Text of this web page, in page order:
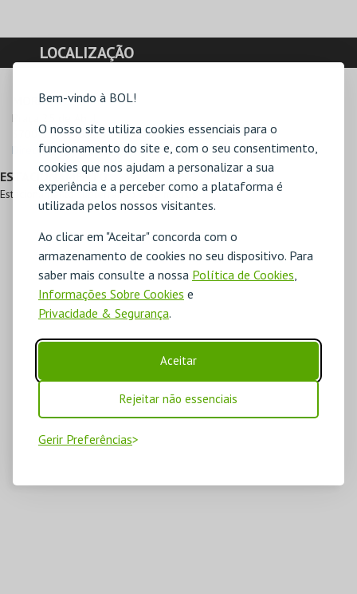
Bem-vindo à BOL!
O nosso site utiliza cookies essenciais para o
funcionamento do site e, com o seu consentimento,
cookies que nos ajudam a personalizar a sua
experiência e a perceber como a plataforma é
utilizada pelos nossos visitantes.
Ao clicar em "Aceitar" concorda com o
armazenamento de cookies no seu dispositivo. Para
saber mais consulte a nossa Política de Cookies
Informações Sobre Cookies e
Privacidade & Segurança.
Aceitar
Rejeitar não essenciais
Gerir Preferências
LOCALIZAÇÃO
MORADA
Praça 25 de Abril
3700-304 S. João da Madeira
Direcções para Casa da Criatividade
ESTACIONAMENTO
Estacionamento subterrâneo a 50 metros